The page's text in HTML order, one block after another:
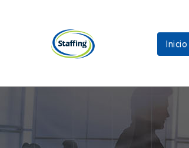
Inicio